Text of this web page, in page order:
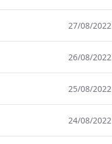
27/08/2022
26/08/2022
25/08/2022
24/08/2022